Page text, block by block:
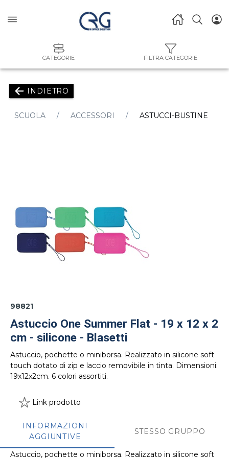
CATEGORIE FILTRA CATEGORIE
INDIETRO
SCUOLA ACCESSORI ASTUCCI-BUSTINE
98821
Astuccio One Summer Flat - 19 x 12 x 2
cm - silicone - Blasetti
Astuccio, pochette o miniborsa. Realizzato in silicone soft
touch dotato di zip e laccio removibile in tinta. Dimensioni:
19x12x2cm. 6 colori assortiti.
Link prodotto
INFORMAZIONI
AGGIUNTIVE
STESSO GRUPPO
Astuccio, pochette o miniborsa. Realizzato in silicone soft